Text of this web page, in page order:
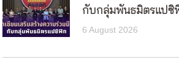
กับกลุ่มพันธมิตรแปซิ
6 August 2026